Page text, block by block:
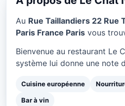
Le Chat Ivre à
Au Rue Taillandiers 22 Rue
Paris France Paris vous
Bienvenue au restaurant Le
système lui donne une note
Cuisine européenne
Bar à vin